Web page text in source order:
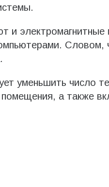
и электромагнитные
Словом,
уменьшить число
помещения, а также